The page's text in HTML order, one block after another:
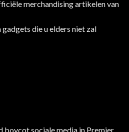
merchandising artikelen van
die u elders niet zal
boycot sociale media in Premier